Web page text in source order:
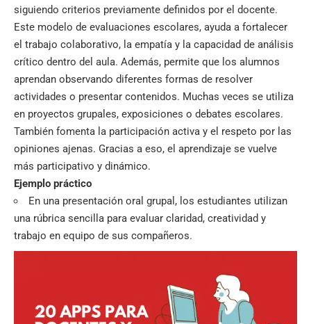
siguiendo criterios previamente definidos por el docente.
Este modelo de evaluaciones escolares, ayuda a fortalecer
el trabajo colaborativo, la empatía y la capacidad de análisis
crítico dentro del aula. Además, permite que los alumnos
aprendan observando diferentes formas de resolver
actividades o presentar contenidos. Muchas veces se utiliza
en proyectos grupales, exposiciones o debates escolares.
También fomenta la participación activa y el respeto por las
opiniones ajenas. Gracias a eso, el aprendizaje se vuelve
más participativo y dinámico.
Ejemplo práctico
En una presentación oral grupal, los estudiantes utilizan
una rúbrica sencilla para evaluar claridad, creatividad y
trabajo en equipo de sus compañeros.